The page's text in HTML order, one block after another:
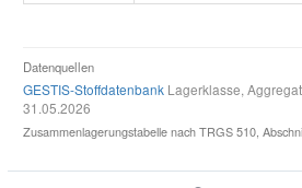
Datenquellen
GESTIS-Stoffdatenbank Lagerklasse,
31.05.2026
Zusammenlagerungstabelle nach TRGS 510,